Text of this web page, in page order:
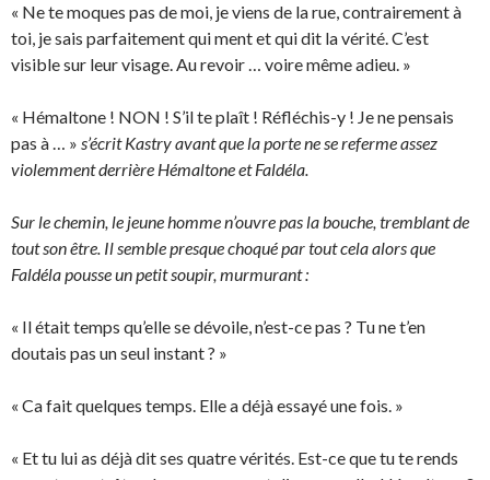
« Ne te moques pas de moi, je viens de la rue, contrairement à
toi, je sais parfaitement qui ment et qui dit la vérité. C’est
visible sur leur visage. Au revoir … voire même adieu. »
« Hémaltone ! NON ! S’il te plaît ! Réfléchis-y ! Je ne pensais
pas à … » s’écrit Kastry avant que la porte ne se referme assez
violemment derrière Hémaltone et Faldéla.
Sur le chemin, le jeune homme n’ouvre pas la bouche, tremblant de
tout son être. Il semble presque choqué par tout cela alors que
Faldéla pousse un petit soupir, murmurant :
« Il était temps qu’elle se dévoile, n’est-ce pas ? Tu ne t’en
doutais pas un seul instant ? »
« Ca fait quelques temps. Elle a déjà essayé une fois. »
« Et tu lui as déjà dit ses quatre vérités. Est-ce que tu te rends